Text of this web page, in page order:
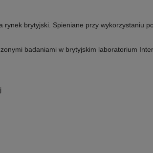
brytyjski. Spieniane przy wykorzystaniu
badaniami w brytyjskim laboratorium